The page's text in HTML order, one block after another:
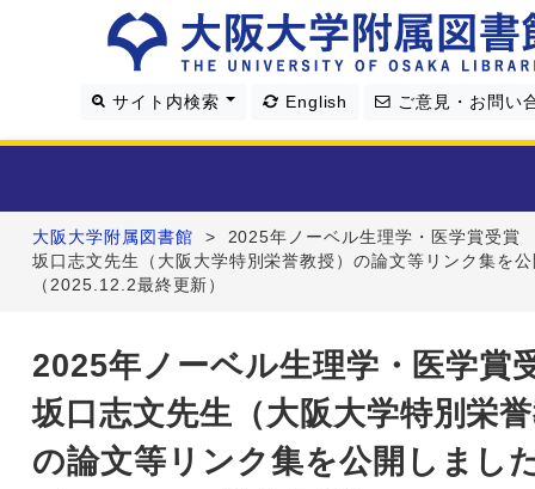
サイト内検索 English ご意見・お問い
利用案内
学習・研究支援
図書館について
大阪大学附属図書館 >
2025年ノーベル生理学・医学賞受
坂口志文先生（大阪大学特別栄誉教授）の論文等リンク集を
（2025.12.2最終更新）
2025年ノーベル生理学・医学
坂口志文先生（大阪大学特別栄
の論文等リンク集を公開しまし